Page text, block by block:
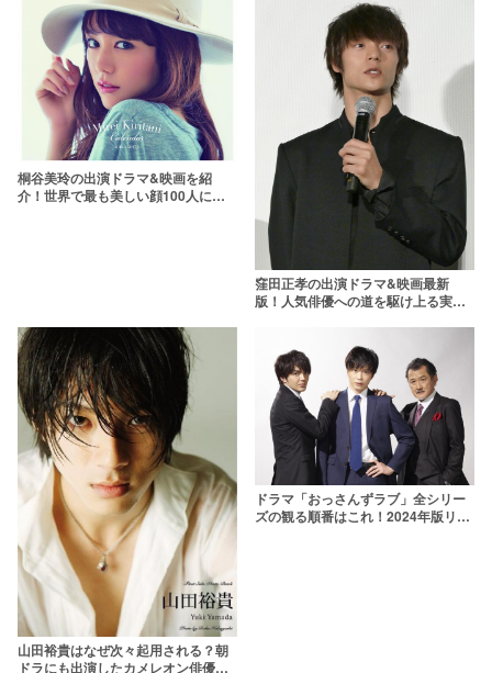
桐谷美玲の出演ドラマ&映画を紹
介！世界で最も美しい顔100人に選
窪田正孝の出演ドラマ&映画最新
版！人気俳優への道を駆け上る実力
山田裕貴はなぜ次々起用される？朝
ドラにも出演したカメレオン俳優に
ドラマ「おっさんずラブ」全シリー
ズの観る順番はこれ！2024年版リタ